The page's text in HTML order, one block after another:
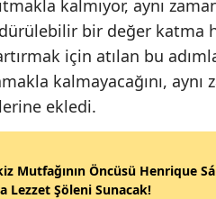
kalmıyor, aynı
bir değer katma
için atılan bu
kalmayacağını, aynı
ekledi.
Mutfağının Öncüsü Henrique
Lezzet Şöleni Sunacak!